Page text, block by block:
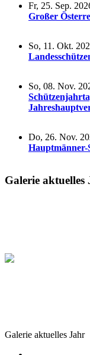
Fr, 25. Sep.
Großer
So, 11. Okt.
So, 08. Nov.
Do, 26. Nov.
Hauptmänner-
Galerie aktuelles
Galerie aktuelles Jahr